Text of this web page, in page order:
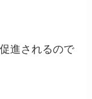
進されるので